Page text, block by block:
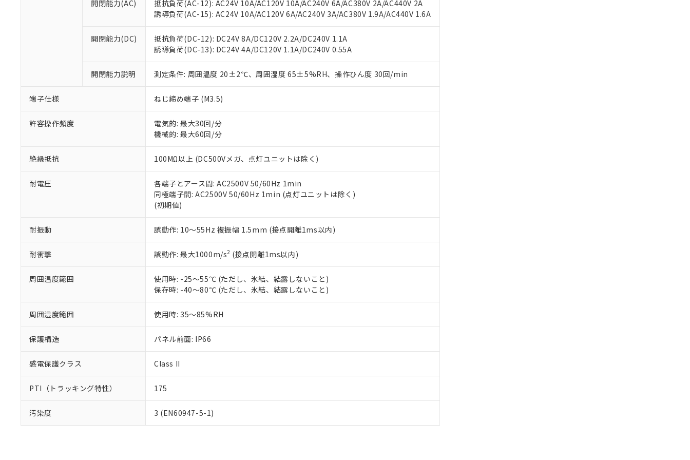
開閉能力(AC)
抵抗負荷(AC-12): AC24V 10A/AC120V 10A/AC240V 6A/AC380V 2A/AC440V 2A
誘導負荷(AC-15): AC24V 10A/AC120V 6A/AC240V 3A/AC380V 1.9A/AC440V 1.6A
開閉能力(DC)
抵抗負荷(DC-12): DC24V 8A/DC120V 2.2A/DC240V 1.1A
誘導負荷(DC-13): DC24V 4A/DC120V 1.1A/DC240V 0.55A
開閉能力説明 測定条件: 周囲温度 20±2℃、周囲湿度 65±5%RH、操作ひん度 30回/min
端子仕様 ねじ締め端子 (M3.5)
許容操作頻度
電気的: 最大30回/分
機械的: 最大60回/分
絶縁抵抗 100MΩ以上 (DC500Vメガ、点灯ユニットは除く)
耐電圧
各端子とアース間: AC2500V 50/60Hz 1min
同極端子間: AC2500V 50/60Hz 1min (点灯ユニットは除く)
(初期値)
耐振動 誤動作: 10～55Hz 複振幅 1.5mm (接点開離1ms以内)
耐衝撃 誤動作: 最大1000m/s2 (接点開離1ms以内)
周囲温度範囲
使用時: -25～55℃ (ただし、氷結、結露しないこと)
保存時: -40～80℃ (ただし、氷結、結露しないこと)
周囲湿度範囲 使用時: 35～85%RH
保護構造 パネル前面: IP66
感電保護クラス Class II
PTI（トラッキング特性） 175
汚染度 3 (EN60947-5-1)
お客様が当ウェブサイト上で当社にご登録された部品リストについて、当社および当社の共同利用者
が、当社の製品・サービスに関するお客様との取引・商談に必要な範囲で利用することをご了承くだ
さい。
※当社の共同利用者とは、"個人情報の共同利用に関して"
いる法人を指します。
※3 非含有証明書ダウンロード
下記の非含有証明書をダウンロードすることができます。
EU RoHS指令（10物質）の非含有証明書
51物質の非含有証明書（当社基準）
※本証明書は発行日時点で非含有を証明するもので、過去に遡って非含有を証明するものではありません。
また、RoHS指令のフタル酸エステル類４物質の対応では、対応完了までの期間は出荷製品に未対応品が
既に当社にて対応品への在庫切替を完了していることから、特段のことがない限り、2022年1月12日よ
り割愛しております。
「－」：未確認です。当社販売部門へお問い合わせください。
合意する キャンセル
白